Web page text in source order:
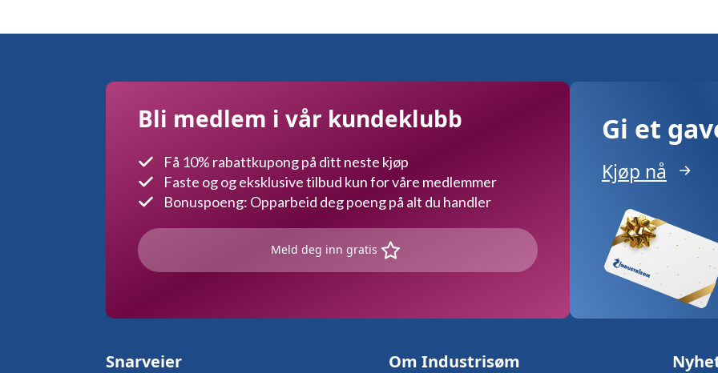
velges
Bli medlem i vår kundeklubb
Få 10% rabattkupong på ditt neste kjøp
Faste og og eksklusive tilbud kun for våre medlemmer
Bonuspoeng: Opparbeid deg poeng på alt du handler
Meld deg inn gratis
Gi et
Kjøp nå
Snarveier Om Industrisøm